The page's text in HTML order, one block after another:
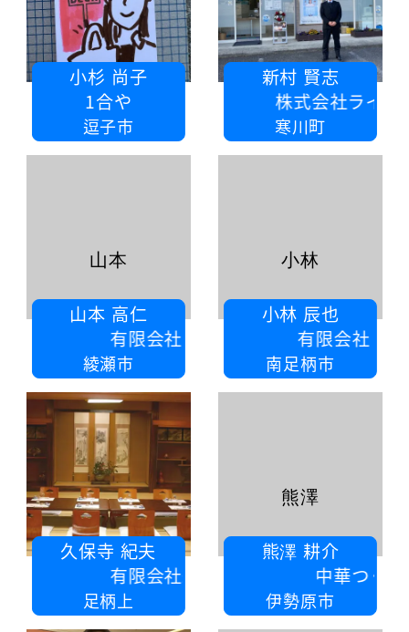
小杉 尚子
1合や
逗子市
新村 賢志
株式会社ライフネットワークス
寒川町
山本 高仁
有限会社山本産業
綾瀬市
山本
小林 辰也
有限会社 秀美塗装
南足柄市
小林
久保寺 紀夫
有限会社綿屋旅館
足柄上
熊澤 耕介
中華つくし
伊勢原市
熊澤